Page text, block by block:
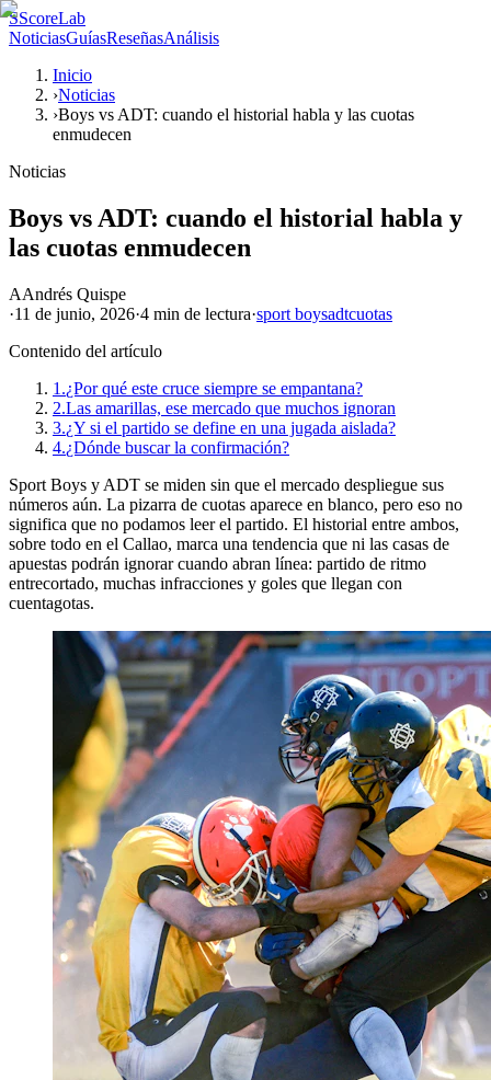
SScoreLab
NoticiasGuíasReseñasAnálisis
Inicio
›Noticias
›Boys vs ADT: cuando el historial habla y las cuotas
enmudecen
Noticias
Boys vs ADT: cuando el historial habla y
las cuotas enmudecen
AAndrés Quispe
·11 de junio, 2026·4 min de lectura·sport boysadtcuotas
Contenido del artículo
1.¿Por qué este cruce siempre se empantana?
2.Las amarillas, ese mercado que muchos ignoran
3.¿Y si el partido se define en una jugada aislada?
4.¿Dónde buscar la confirmación?
Sport Boys y ADT se miden sin que el mercado despliegue sus
números aún. La pizarra de cuotas aparece en blanco, pero eso no
significa que no podamos leer el partido. El historial entre ambos,
sobre todo en el Callao, marca una tendencia que ni las casas de
apuestas podrán ignorar cuando abran línea: partido de ritmo
entrecortado, muchas infracciones y goles que llegan con
cuentagotas.